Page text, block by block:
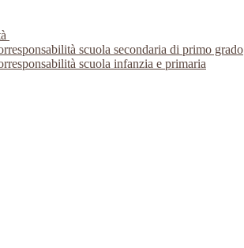
scuola secondaria di primo grado
scuola infanzia e primaria